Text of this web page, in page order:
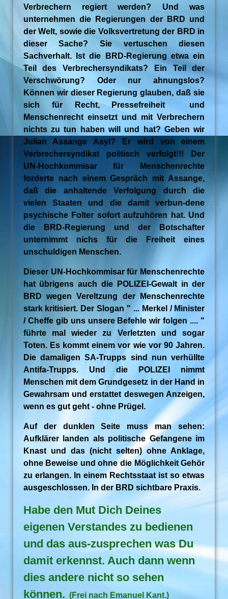
Verbrechern regiert werden? Und was
unternehmen die Regierungen der BRD und
der Welt, sowie die Volksvertretung der BRD in
dieser Sache? Sie vertuschen diesen
Sachverhalt. Ist die BRD-Regierung etwa ein
Teil des Verbrechersyndikats? Ein Teil der
Verschwörung? Oder nur ahnungslos?
Können wir dieser Regierung glauben, daß sie
sich für Recht, Pressefreiheit und
Menschenrecht einsetzt und mit Verbrechern
nichts zu tun haben will und hat? Geben wir
Julian Assange Asyl? Er wird von einem
Verbrechersyndikat politisch verfolgt!!! Der
UN-Hochkommisar für Menschenrechte
forderte nach einem Gespräch mit Assange,
daß die anhaltende Verfolgung durch die
vielen Staaten und die damit verbun-dene
psychische Folter sofort aufzuhören hat. Und
die BRD-Regierung und der Botschafter
unternimmt nichs für die Freiheit eines
unschuldigen Menschen.
Dieser UN-Hochkommisar für Menschenrechte
hat übrigens auch die POLIZEI-Gewalt in der
BRD wegen Vereltzung der Menschenrechte
stark kritisiert. Der Slogan " ... Merkel / Minister
/ Cheffe gib uns unsere Befehle wir folgen .... "
führte mal wieder zu Verletzten und sogar
Toten. Es kommt einem vor wie vor 90 Jahren.
Die damaligen SA-Trupps sind nun verhüllte
Antifa-Trupps. Und die POLIZEI nimmt
Menschen mit dem Grundgesetz in der Hand in
Gewahrsam und erstattet deswegen Anzeigen,
wenn es gut geht - ohne Prügel.
Auf der dunklen Seite muss man sehen:
Aufklärer landen als politische Gefangene im
Knast und das (nicht selten) ohne Anklage,
ohne Beweise und ohne die Möglichkeit Gehör
zu erlangen. In einem Rechtsstaat ist so etwas
ausgeschlossen. In der BRD sichtbare Praxis.
Habe den Mut Dich Deines
eigenen Verstandes zu bedienen
und das aus-zusprechen was Du
damit erkennst. Auch dann wenn
dies andere nicht so sehen
können. (Frei nach Emanuel Kant.)